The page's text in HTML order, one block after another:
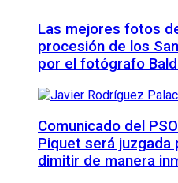
Las mejores fotos
procesión de los
por el fotógrafo
Comunicado del
Piquet será
dimitir de manera